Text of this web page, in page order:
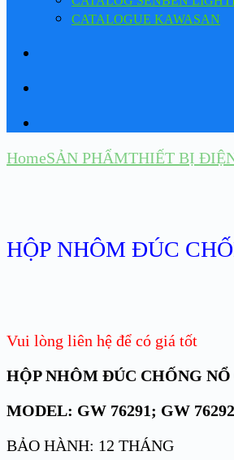
CATALOGUE KAWASAN
HomeSẢN PHẨMTHIẾT BỊ
HỘP NHÔM ĐÚC
Vui lòng liên hệ để có giá tốt
HỘP NHÔM ĐÚC CHỐNG NỔ
MODEL: GW 76291; GW
BẢO HÀNH: 12 THÁNG